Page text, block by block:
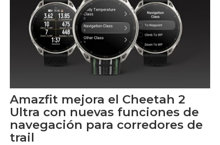
Amazfit mejora el Cheetah 2
Ultra con nuevas funciones de
navegación para corredores de
trail